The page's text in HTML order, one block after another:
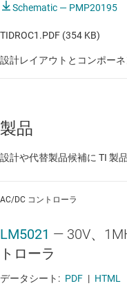
Schematic — PMP20195
TIDROC1.PDF (354 KB)
設計レイアウトとコンポー
製品
設計や代替製品候補に TI 製
AC/DC コントローラ
LM5021 — 30V、
トローラ
データシート: PDF | HTML